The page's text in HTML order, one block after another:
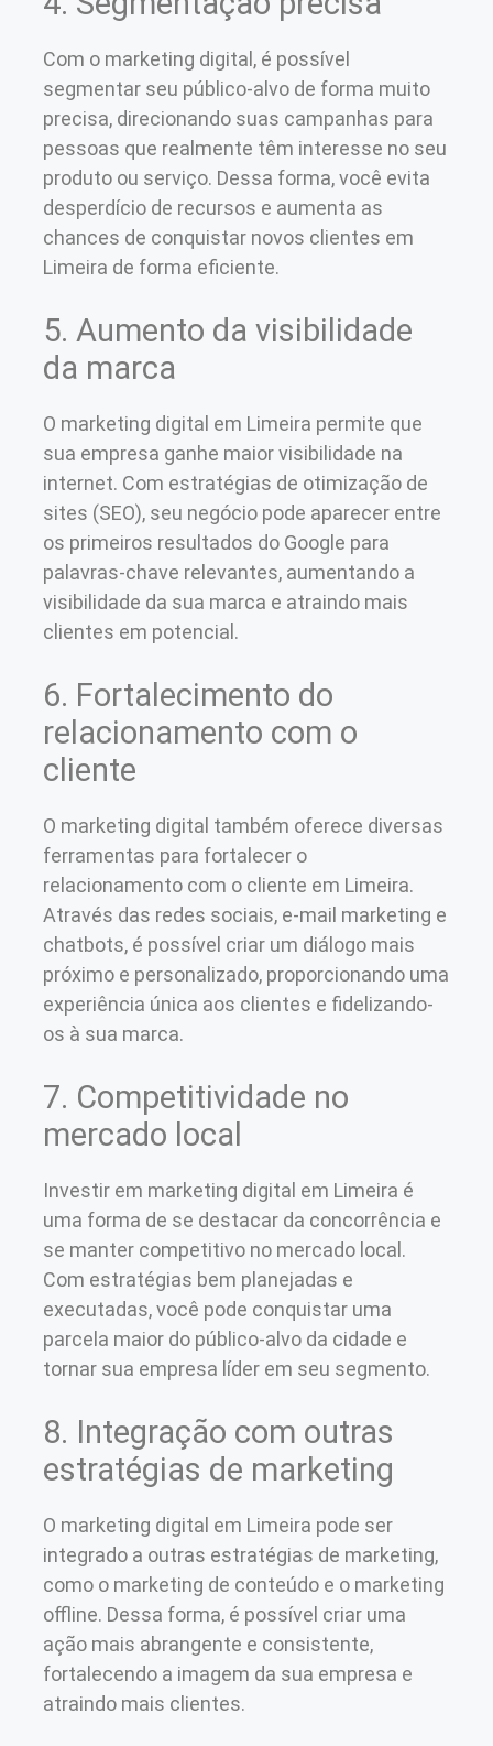
Com o marketing digital, é possível
segmentar seu público-alvo de forma muito
precisa, direcionando suas campanhas para
pessoas que realmente têm interesse no seu
produto ou serviço. Dessa forma, você evita
desperdício de recursos e aumenta as
chances de conquistar novos clientes em
Limeira de forma eficiente.
5. Aumento da visibilidade
da marca
O marketing digital em Limeira permite que
sua empresa ganhe maior visibilidade na
internet. Com estratégias de otimização de
sites (SEO), seu negócio pode aparecer entre
os primeiros resultados do Google para
palavras-chave relevantes, aumentando a
visibilidade da sua marca e atraindo mais
clientes em potencial.
6. Fortalecimento do
relacionamento com o
cliente
O marketing digital também oferece diversas
ferramentas para fortalecer o
relacionamento com o cliente em Limeira.
Através das redes sociais, e-mail marketing e
chatbots, é possível criar um diálogo mais
próximo e personalizado, proporcionando uma
experiência única aos clientes e fidelizando-
os à sua marca.
7. Competitividade no
mercado local
Investir em marketing digital em Limeira é
uma forma de se destacar da concorrência e
se manter competitivo no mercado local.
Com estratégias bem planejadas e
executadas, você pode conquistar uma
parcela maior do público-alvo da cidade e
tornar sua empresa líder em seu segmento.
8. Integração com outras
estratégias de marketing
O marketing digital em Limeira pode ser
integrado a outras estratégias de marketing,
como o marketing de conteúdo e o marketing
offline. Dessa forma, é possível criar uma
ação mais abrangente e consistente,
fortalecendo a imagem da sua empresa e
atraindo mais clientes.